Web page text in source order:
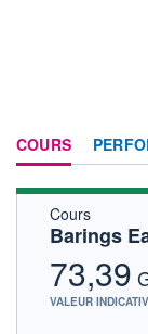
COURS
Cours
Barings
73,39
VALEUR